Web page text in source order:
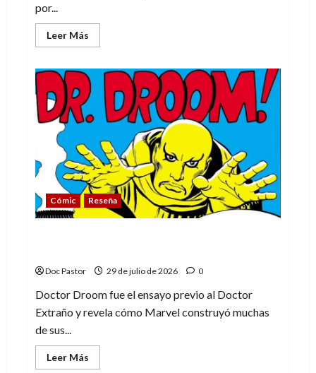
por...
Leer Más
más
Spider-
Man:
Brand
New
Day,
madurar
una
compleja
aventura
Cómic Reseña
Doc Pastor 29 de julio de 2026 0
Doctor Droom fue el ensayo previo al Doctor
Extraño y revela cómo Marvel construyó muchas
de sus...
Leer Más
más